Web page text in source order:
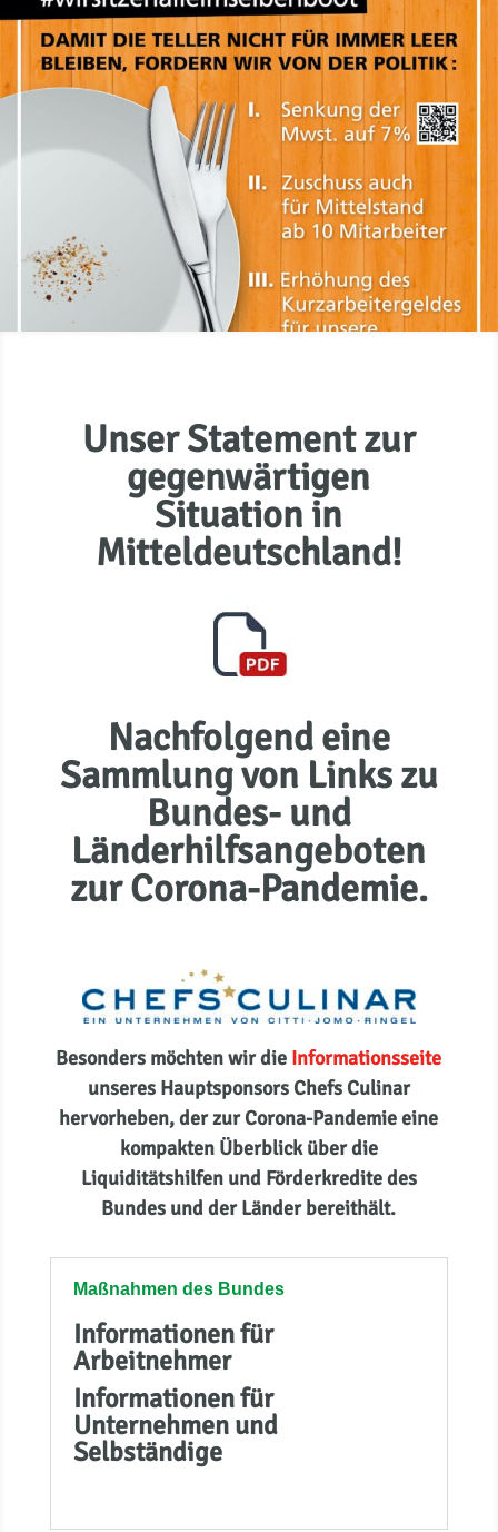
Unser Statement zur
gegenwärtigen
Situation in
Mitteldeutschland!
Nachfolgend eine
Sammlung von Links zu
Bundes- und
Länderhilfsangeboten
zur Corona-Pandemie.
Besonders möchten wir die Informationsseite
unseres Hauptsponsors Chefs Culinar
hervorheben, der zur Corona-Pandemie eine
kompakten Überblick über die
Liquiditätshilfen und Förderkredite des
Bundes und der Länder bereithält.
Maßnahmen des Bundes
Informationen für
Arbeitnehmer
Informationen für
Unternehmen und
Selbständige